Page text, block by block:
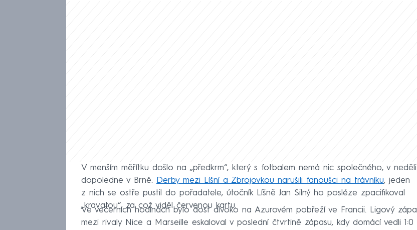
V menším měřítku došlo na „předkrm“, který s fotbalem nemá nic společného, v neděli
dopoledne v Brně. Derby mezi Líšní a Zbrojovkou narušili fanoušci na trávníku, jeden
z nich se ostře pustil do pořadatele, útočník Líšně Jan Silný ho posléze zpacifikoval
„kravatou“, za což viděl červenou kartu.
Ve večerních hodinách bylo dost divoko na Azurovém pobřeží ve Francii. Ligový
mezi rivaly Nice a Marseille eskaloval v poslední čtvrtině zápasu, kdy domácí vedli 1:0